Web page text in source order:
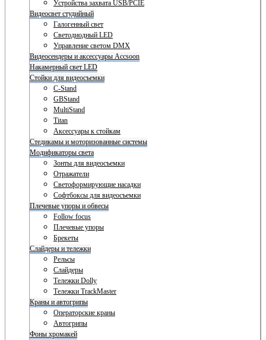
Устройства захвата USB/PCIE
Видеосвет студийный
Галогенный свет
Светодиодный LED
Управление светом DMX
Видеосендеры и аксессуары Accsoon
Накамерный свет LED
Стойки для видеосъемки
C-Stand
GBStand
MultiStand
Titan
Аксессуары к стойкам
Стедикамы и моторизованные системы
Модификаторы света
Зонты для видеосъемки
Отражатели
Светоформирующие насадки
Софтбоксы для видеосъемки
Плечевые упоры и обвесы
Follow focus
Плечевые упоры
Брекеты
Слайдеры и тележки
Рельсы
Слайдеры
Тележки Dolly
Тележки TrackMaster
Краны и автогрипы
Операторские краны
Автогрипы
Фоны хромакей